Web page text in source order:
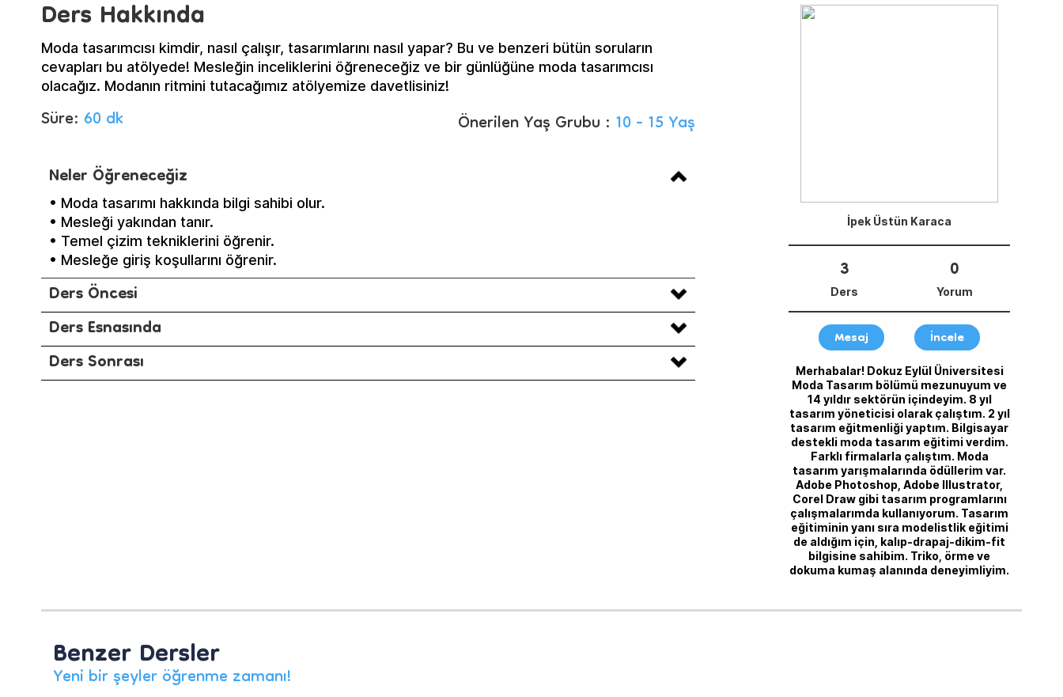
Ders Hakkında
Moda tasarımcısı kimdir, nasıl çalışır, tasarımlarını nasıl yapar? Bu ve benzeri bütün soruların
cevapları bu atölyede! Mesleğin inceliklerini öğreneceğiz ve bir günlüğüne moda tasarımcısı
olacağız. Modanın ritmini tutacağımız atölyemize davetlisiniz!
Süre:60 dk Önerilen Yaş Grubu :10 - 15 Yaş
Neler Öğreneceğiz
• Moda tasarımı hakkında bilgi sahibi olur.
• Mesleği yakından tanır.
• Temel çizim tekniklerini öğrenir.
• Mesleğe giriş koşullarını öğrenir.
Ders Öncesi
Ders Esnasında
Ders Sonrası
İpek Üstün Karaca
3
Ders
0
Yorum
Mesaj İncele
Merhabalar! Dokuz Eylül Üniversitesi
Moda Tasarım bölümü mezunuyum ve
14 yıldır sektörün içindeyim. 8 yıl
tasarım yöneticisi olarak çalıştım. 2 yıl
tasarım eğitmenliği yaptım. Bilgisayar
destekli moda tasarım eğitimi verdim.
Farklı firmalarla çalıştım. Moda
tasarım yarışmalarında ödüllerim var.
Adobe Photoshop, Adobe Illustrator,
Corel Draw gibi tasarım programlarını
çalışmalarımda kullanıyorum. Tasarım
eğitiminin yanı sıra modelistlik eğitimi
de aldığım için, kalıp-drapaj-dikim-fit
bilgisine sahibim. Triko, örme ve
dokuma kumaş alanında deneyimliyim.
Benzer Dersler
Yeni bir şeyler öğrenme zamanı!